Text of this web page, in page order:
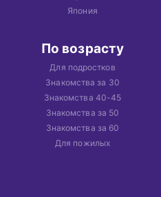
Япония
По возрасту
Для подростков
Знакомства за 30
Знакомства 40-45
Знакомства за 50
Знакомства за 60
Для пожилых